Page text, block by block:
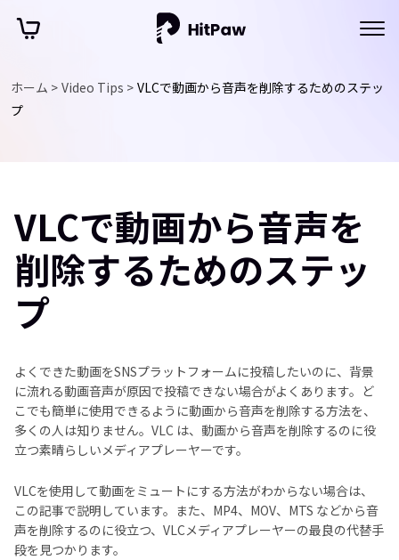
ホーム > Video Tips > VLCで動画から音声を削除するためのステッ
プ
VLCで動画から音声を
削除するためのステッ
プ
よくできた動画をSNSプラットフォームに投稿したいのに、背景
に流れる動画音声が原因で投稿できない場合がよくあります。ど
こでも簡単に使用できるように動画から音声を削除する方法を、
多くの人は知りません。VLC は、動画から音声を削除するのに役
立つ素晴らしいメディアプレーヤーです。
VLCを使用して動画をミュートにする方法がわからない場合は、
この記事で説明しています。また、MP4、MOV、MTS などから音
声を削除するのに役立つ、VLCメディアプレーヤーの最良の代替手
段を見つかります。